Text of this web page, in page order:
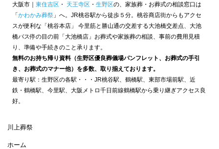
大阪市｜ 東住吉区 ・ 天王寺区 ・ 生野区の、家族葬・お葬式の相談窓口は
「かわかみ葬祭 」へ。JR桃谷駅から徒歩５分。桃谷商店街からもアクセ
スが便利な「桃谷本店」 今里筋と勝山通の交差する大池橋交差点、大池
橋バス停の目の前「大池橋店」お葬式や家族葬の相談、事前の費用見積
り、準備や手続きのこと承ります。
無料のお持ち帰り資料（生野区優良葬儀場パンフレット、お葬式の手引
き、お葬式のマナー他）を多数、取り揃えております。
最寄り駅：生野区の各駅・・・JR桃谷駅、鶴橋駅、東部市場前駅、近
鉄・鶴橋駅、今里駅、大阪メトロ千日前線鶴橋駅から乗り継ぎアクセス良
好。
川上葬祭
ホーム